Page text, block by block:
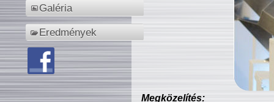
Galéria
Eredmények
Megközelítés: